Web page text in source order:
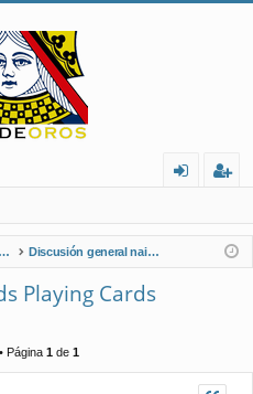
nt
ifi
e
ist
ra
Coleccionistas de Naipes. Discusión general naipes
Playing Cards
Página 1 de 1